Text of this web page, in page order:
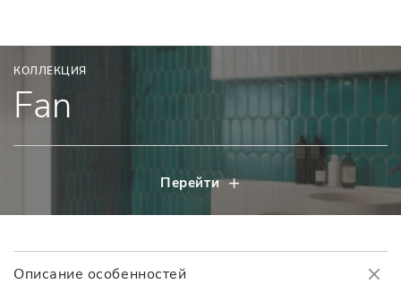
КОЛЛЕКЦИЯ
Fan
Перейти
Описание особенностей